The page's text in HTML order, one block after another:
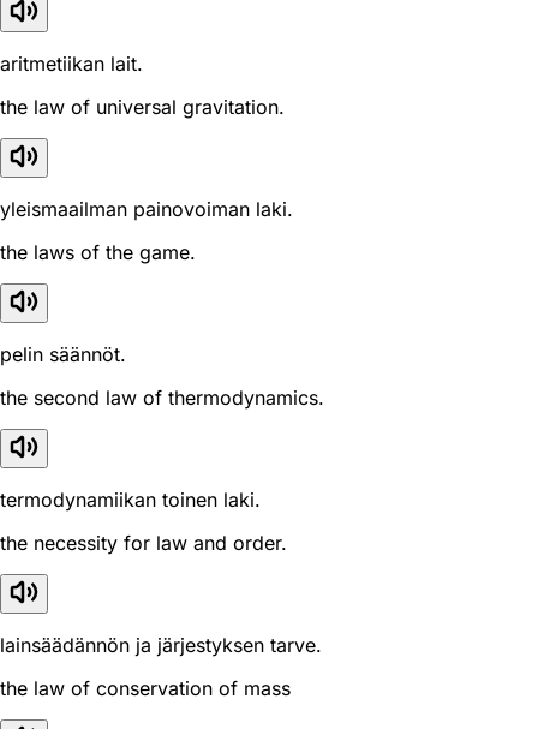
aritmetiikan lait.
the law of universal gravitation.
yleismaailman painovoiman laki.
the laws of the game.
pelin säännöt.
the second law of thermodynamics.
termodynamiikan toinen laki.
the necessity for law and order.
lainsäädännön ja järjestyksen tarve.
the law of conservation of mass